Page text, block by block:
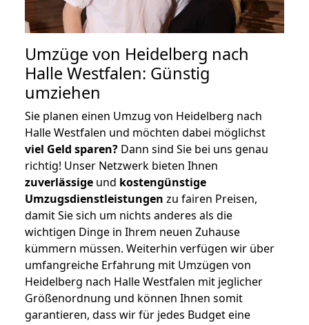
Umzüge von Heidelberg nach
Halle Westfalen: Günstig
umziehen
Sie planen einen Umzug von Heidelberg nach
Halle Westfalen und möchten dabei möglichst
viel Geld sparen? Dann sind Sie bei uns genau
richtig! Unser Netzwerk bieten Ihnen
zuverlässige und kostengünstige
Umzugsdienstleistungen zu fairen Preisen,
damit Sie sich um nichts anderes als die
wichtigen Dinge in Ihrem neuen Zuhause
kümmern müssen. Weiterhin verfügen wir über
umfangreiche Erfahrung mit Umzügen von
Heidelberg nach Halle Westfalen mit jeglicher
Größenordnung und können Ihnen somit
garantieren, dass wir für jedes Budget eine